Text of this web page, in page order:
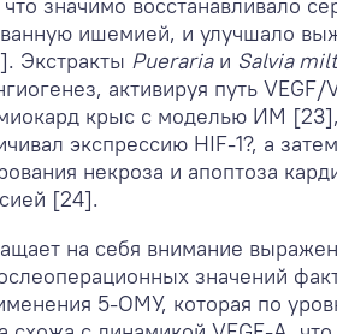
значимо восстанавливало
ишемией, и улучшало
Экстракты Puerariaи Salvia
активируя путь VEGF/
крыс с моделью ИМ
экспрессию HIF-1?, а
некроза и апоптоза
[24].
на себя внимание
значений
5-ОМУ, которая по